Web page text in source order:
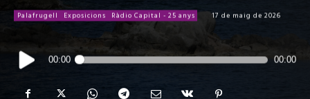
Palafrugell Exposicions Ràdio Capital - 25 anys 17 de maig de 2026
Reproductor
d'àudio
00:00 00:00